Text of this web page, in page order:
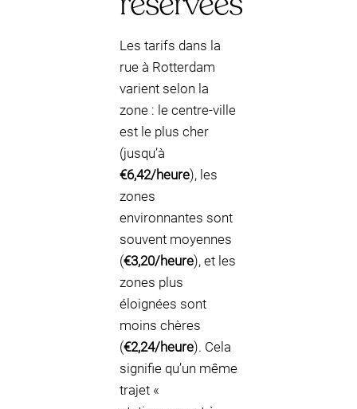
Les tarifs dans la
rue à Rotterdam
varient selon la
zone : le centre-ville
est le plus cher
(jusqu’à
€6,42/heure), les
zones
environnantes sont
souvent moyennes
(€3,20/heure), et les
zones plus
éloignées sont
moins chères
(€2,24/heure). Cela
signifie qu’un même
trajet «